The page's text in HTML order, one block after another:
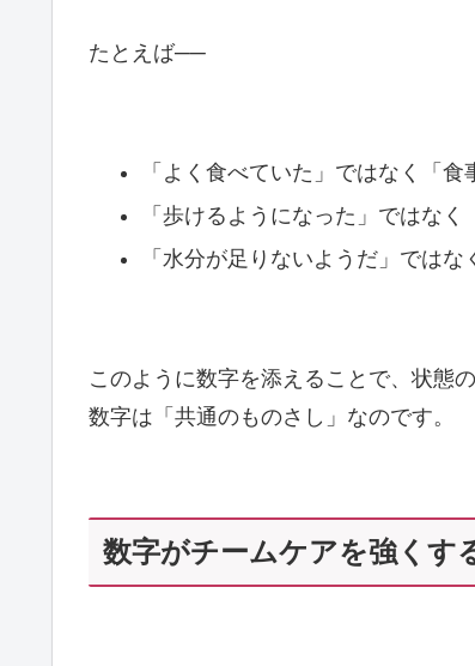
たとえば──
「よく食べていた」ではなく「
「歩けるようになった」ではな
「水分が足りないようだ」では
このように数字を添えることで、状態
数字は「共通のものさし」なのです。
数字がチームケアを強くす